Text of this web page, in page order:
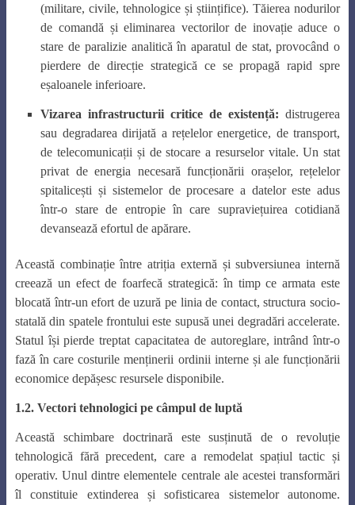
(militare, civile, tehnologice și științifice). Tăierea nodurilor
de comandă și eliminarea vectorilor de inovație aduce o
stare de paralizie analitică în aparatul de stat, provocând o
pierdere de direcție strategică ce se propagă rapid spre
eșaloanele inferioare.
Vizarea infrastructurii critice de existență: distrugerea
sau degradarea dirijată a rețelelor energetice, de transport,
de telecomunicații și de stocare a resurselor vitale. Un stat
privat de energia necesară funcționării orașelor, rețelelor
spitalicești și sistemelor de procesare a datelor este adus
într-o stare de entropie în care supraviețuirea cotidiană
devansează efortul de apărare.
Această combinație între atriția externă și subversiunea internă
creează un efect de foarfecă strategică: în timp ce armata este
blocată într-un efort de uzură pe linia de contact, structura socio-
statală din spatele frontului este supusă unei degradări accelerate.
Statul își pierde treptat capacitatea de autoreglare, intrând într-o
fază în care costurile menținerii ordinii interne și ale funcționării
economice depășesc resursele disponibile.
1.2. Vectori tehnologici pe câmpul de luptă
Această schimbare doctrinară este susținută de o revoluție
tehnologică fără precedent, care a remodelat spațiul tactic și
operativ. Unul dintre elementele centrale ale acestei transformări
îl constituie extinderea și sofisticarea sistemelor autonome.